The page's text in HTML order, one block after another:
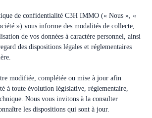
de confidentialité C3H IMMO (« Nous », «
») vous informe des modalités de collecte,
de vos données à caractère personnel, ainsi
des dispositions légales et réglementaires
modifiée, complétée ou mise à jour afin
à toute évolution législative, réglementaire,
Nous vous invitons à la consulter
les dispositions qui sont à jour.